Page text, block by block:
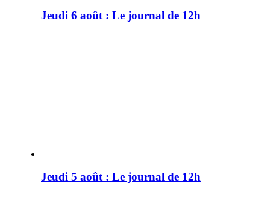
Jeudi 6 août : Le journal de 12h
Jeudi 5 août : Le journal de 12h